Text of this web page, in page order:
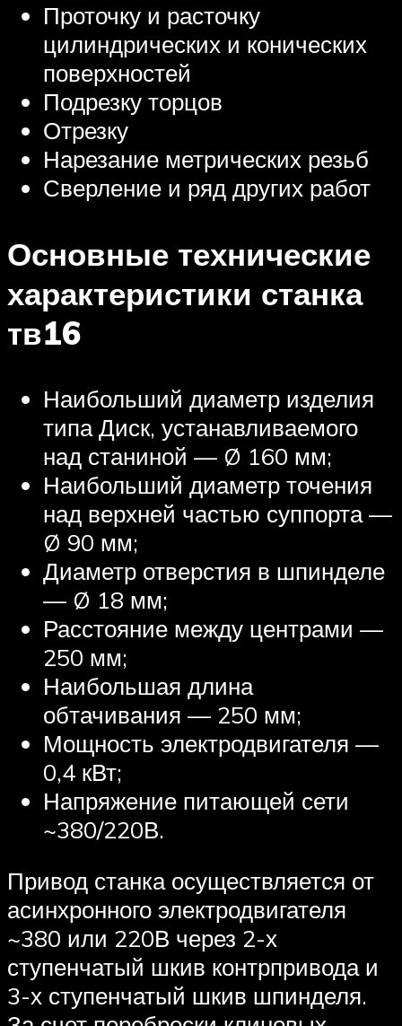
Проточку и расточку
цилиндрических и конических
поверхностей
Подрезку торцов
Отрезку
Нарезание метрических резьб
Сверление и ряд других работ
Основные технические
характеристики станка
тв16
Наибольший диаметр изделия
типа Диск, устанавливаемого
над станиной — Ø 160 мм;
Наибольший диаметр точения
над верхней частью суппорта —
Ø 90 мм;
Диаметр отверстия в шпинделе
— Ø 18 мм;
Расстояние между центрами —
250 мм;
Наибольшая длина
обтачивания — 250 мм;
Мощность электродвигателя —
0,4 кВт;
Напряжение питающей сети
~380/220В.
Привод станка осуществляется от
асинхронного электродвигателя
~380 или 220В через 2-х
ступенчатый шкив контрпривода и
3-х ступенчатый шкив шпинделя.